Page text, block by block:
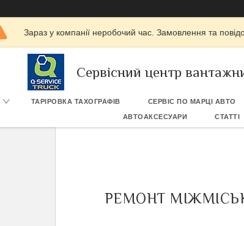
Зараз у компанії неробочий час. Замовлення та
Сервісний центр
ТАРІРОВКА ТАХОГРАФІВ СЕРВІС ПО МАРЦІ АВТО
АВТОАКСЕСУАРИ СТАТТІ
РЕМОНТ